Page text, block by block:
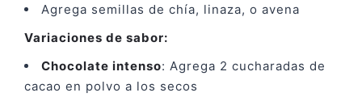
Agrega semillas de chía, linaza, o avena
Variaciones de sabor:
Chocolate intenso: Agrega 2 cucharadas de
cacao en polvo a los secos